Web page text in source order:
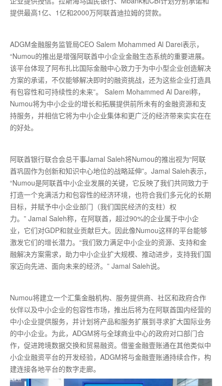
提供最高1亿、1亿和2000万阿联酋迪拉姆的贷款。
ADGM金融服务监管局CEO Salem Mohammed Al Darei表示，
“Numou的推出是增强阿联酋中小企业金融生态系统的重要进展。
该平台体现了阿布扎比国际金融中心致力于为中小型企业创造解决
方案的承诺，不仅能够解决即时的融资挑战，还为这些企业打造具
有包容性和可持续性的未来”。 Salem Mohammed Al Darei称，
Numou将为中小企业的增长和拓展提供前所未有的金融资源和支
持服务，并相信它将为中小企业集体和更广泛的经济带来实实在在
的好处。
阿联酋银行联合会总干事Jamal Saleh将Numou的推出视为“阿联
酋巩固作为创新和知识中心地位的战略延伸”。Jamal Saleh表示，
“Numou是阿联酋中小企业发展的关键，它反映了我们共同致力于
打造一个充满活力和包容性的经济环境，也符合我们多元化的长期
目标，并赋予中小企业部门（我们国民经济的支柱）权
力。” Jamal Saleh称，在阿联酋，超过90%的企业属于中小企
业，它们对GDP和就业贡献巨大。因此像Numou这样的平台能够
激发它们的增长潜力。“我们致力满足中小企业的资源、支持和金
融解决方案需求，助力中小企业扩大规模、推动进步，支持我们国
家迈向先进、面向未来的经济。” Jamal Saleh说。
Numou将建立一个汇集金融机构、服务提供商、社区和政府合作
伙伴以及中小企业的包容性市场，推出后将为在阿联酋国内经营的
中小企业提供服务，并计划将产品和服务扩展到寻求扩大国际业务
的中小企业。为此，ADGM将与全球商业中心的政府对口部门合
作，促进跨境数据交换和贸易融资。借鉴金融壹账通在其他类似中
小企业融资平台的开发经验，ADGM将与金融壹账通持续合作，构
建连接各地平台的数字走廊。